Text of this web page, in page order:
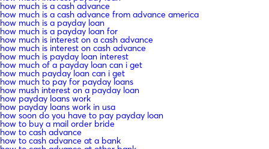
how much is a cash advance
how much is a cash advance from advance america
how much is a payday loan
how much is a payday loan for
how much is interest on a cash advance
how much is interest on cash advance
how much is payday loan interest
how much of a payday loan can i get
how much payday loan can i get
how much to pay for payday loans
how mush interest on a payday loan
how payday loans work
how payday loans work in usa
how soon do you have to pay payday loan
how to buy a mail order bride
how to cash advance
how to cash advance at a bank